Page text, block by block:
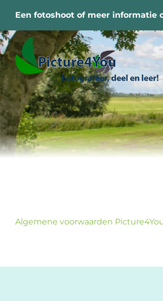
naar
inhoud
Een fotoshoot of meer informatie
Algemene voorwaarden